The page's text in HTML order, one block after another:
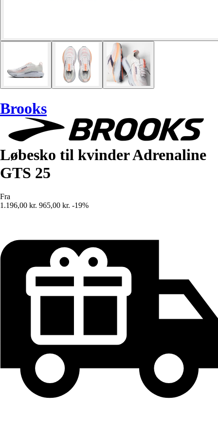
Brooks
Løbesko til kvinder Adrenaline
GTS 25
Fra
1.196,00 kr. 965,00 kr. -19%